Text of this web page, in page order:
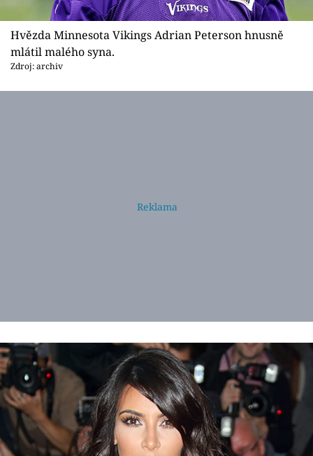
Hvězda Minnesota Vikings Adrian Peterson hnusně
mlátil malého syna.
Zdroj: archiv